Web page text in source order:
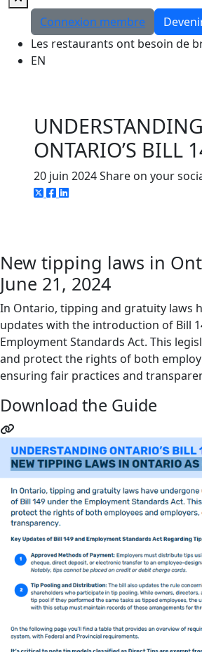
Connexion membre
Les restaurants ont besoin de
EN
UNDERSTANDING
ONTARIO’S BILL
20 juin 2024Share on your
New tipping laws in
June 21, 2024
In Ontario, tipping and gratuity laws
updates with the introduction of Bill
Employment Standards Act. This
and protect the rights of both
ensuring fair practices and
Download the Guide